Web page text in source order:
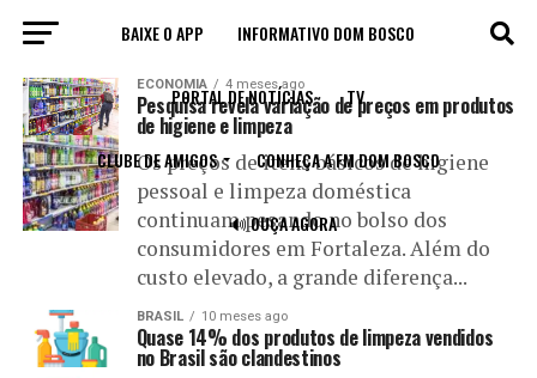
BAIXE O APP INFORMATIVO DOM BOSCO
PORTAL DE NOTÍCIAS TV
CLUBE DE AMIGOS CONHEÇA A FM DOM BOSCO
🔊 OUÇA AGORA
All posts tagged "produtos de limpeza"
ECONOMIA 4 meses ago
Pesquisa revela variação de preços em produtos
de higiene e limpeza
Os preços de itens básicos de higiene
pessoal e limpeza doméstica
continuam pesando no bolso dos
consumidores em Fortaleza. Além do
custo elevado, a grande diferença...
BRASIL 10 meses ago
Quase 14% dos produtos de limpeza vendidos
no Brasil são clandestinos